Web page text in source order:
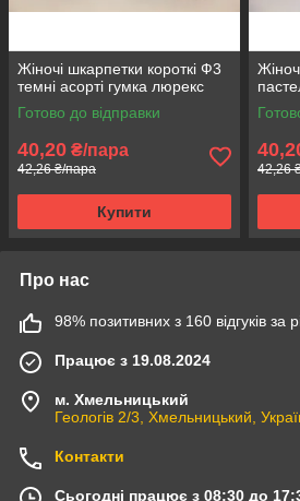
Жіночі шкарпетки короткі Ф3
темні асорті гумка люрекс
Готово до відправки
40,20 ₴/пара
42,26 ₴/пара
Купити
42,26
Про нас
98% позитивних з 160 відгуків за
Працює з 19.08.2024
м. Хмельницький
Геологів 2/3, Хмельницький,
Контакти
Сьогодні працює з 08:30 до